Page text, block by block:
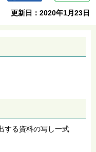
更新日：2020年1月23日
する資料の写し一式